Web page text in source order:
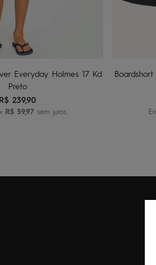
6
ao carrinho
Everyday Holmes 17 Kd
Preto
R$ 239,90
x R$ 59,97 sem juros